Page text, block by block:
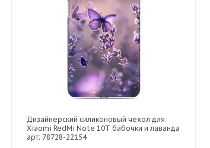
Дизайнерский силиконовый чехол для
Xiaomi RedMi Note 10T бабочки и лаванда
арт: 78728-22154